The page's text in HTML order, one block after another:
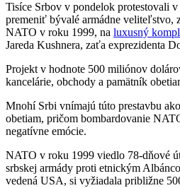
Tisíce Srbov v pondelok protestovali
premeniť bývalé armádne veliteľstvo,
NATO v roku 1999, na luxusný
Jareda Kushnera, zaťa exprezidenta
Projekt v hodnote 500 miliónov
kancelárie, obchody a pamätník
Mnohí Srbi vnímajú túto prestavbu
obetiam, pričom bombardovanie
negatívne emócie.
NATO v roku 1999 viedlo 78-dňové
srbskej armády proti etnickým
vedená USA, si vyžiadala približne